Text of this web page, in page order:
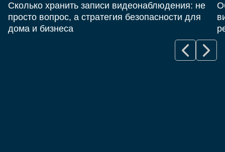
Сколько хранить записи видеонаблюдения: не
просто вопрос, а стратегия безопасности для
дома и бизнеса